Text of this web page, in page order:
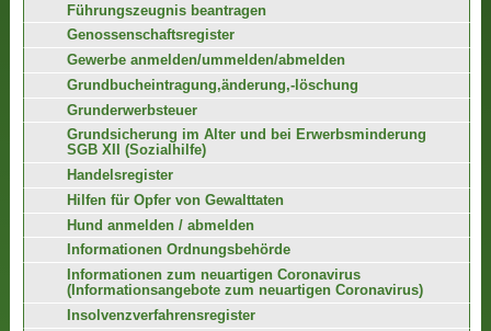
Führungszeugnis beantragen
Genossenschaftsregister
Gewerbe anmelden/ummelden/abmelden
Grundbucheintragung,änderung,-löschung
Grunderwerbsteuer
Grundsicherung im Alter und bei Erwerbsminderung
SGB XII (Sozialhilfe)
Handelsregister
Hilfen für Opfer von Gewalttaten
Hund anmelden / abmelden
Informationen Ordnungsbehörde
Informationen zum neuartigen Coronavirus
(Informationsangebote zum neuartigen Coronavirus)
Insolvenzverfahrensregister